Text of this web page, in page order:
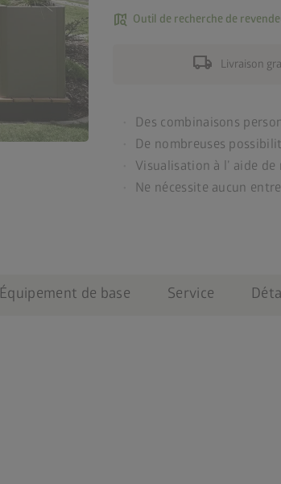
map_search Outil de recherche de
local_shipping Livraison
Des combinaisons
De nombreuses
Visualisation à l’ aide de
Ne nécessite aucun
Équipement de base Service